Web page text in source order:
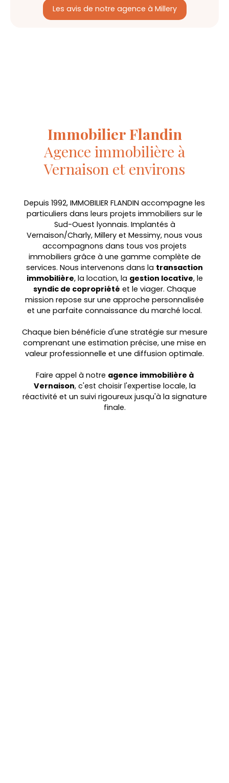
Les avis de notre agence à Millery
Immobilier Flandin
Agence immobilière à
Vernaison et environs
Depuis 1992, IMMOBILIER FLANDIN accompagne les
particuliers dans leurs projets immobiliers sur le
Sud-Ouest lyonnais. Implantés à
Vernaison/Charly, Millery et Messimy, nous vous
accompagnons dans tous vos projets
immobiliers grâce à une gamme complète de
services. Nous intervenons dans la transaction
immobilière, la location, la gestion locative, le
syndic de copropriété et le viager. Chaque
mission repose sur une approche personnalisée
et une parfaite connaissance du marché local.
Chaque bien bénéficie d'une stratégie sur mesure
comprenant une estimation précise, une mise en
valeur professionnelle et une diffusion optimale.
Faire appel à notre agence immobilière à
Vernaison, c'est choisir l'expertise locale, la
réactivité et un suivi rigoureux jusqu'à la signature
finale.